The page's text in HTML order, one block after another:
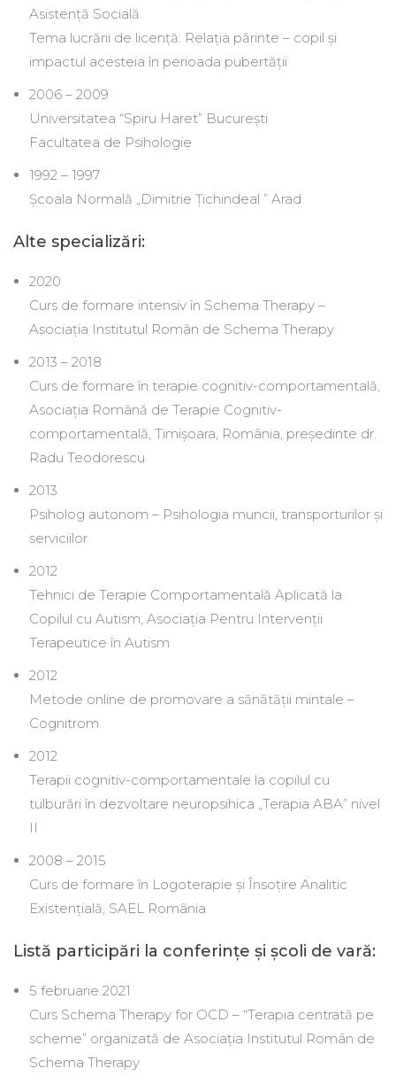
Asistență Socială
Tema lucrării de licență: Relația părinte – copil și
impactul acesteia în perioada pubertății
2006 – 2009
Universitatea “Spiru Haret” București
Facultatea de Psihologie
1992 – 1997
Școala Normală „Dimitrie Țichindeal ” Arad
Alte specializări:
2020
Curs de formare intensiv în Schema Therapy –
Asociația Institutul Român de Schema Therapy
2013 – 2018
Curs de formare în terapie cognitiv-comportamentală,
Asociația Română de Terapie Cognitiv-
comportamentală, Timișoara, România, președinte dr.
Radu Teodorescu
2013
Psiholog autonom – Psihologia muncii, transporturilor și
serviciilor
2012
Tehnici de Terapie Comportamentală Aplicată la
Copilul cu Autism, Asociația Pentru Intervenții
Terapeutice în Autism
2012
Metode online de promovare a sănătății mintale –
Cognitrom
2012
Terapii cognitiv-comportamentale la copilul cu
tulburări în dezvoltare neuropsihica „Terapia ABA” nivel
II
2008 – 2015
Curs de formare în Logoterapie și Însoțire Analitic
Existențială, SAEL România
Listă participări la conferințe şi școli de vară:
5 februarie 2021
Curs Schema Therapy for OCD – “Terapia centrată pe
scheme” organizată de Asociația Institutul Român de
Schema Therapy